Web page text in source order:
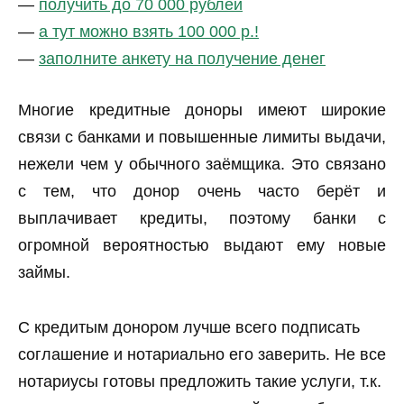
— получить до 70 000 рублей
— а тут можно взять 100 000 р.!
— заполните анкету на получение денег
Многие кредитные доноры имеют широкие
связи с банками и повышенные лимиты выдачи,
нежели чем у обычного заёмщика. Это связано
с тем, что донор очень часто берёт и
выплачивает кредиты, поэтому банки с
огромной вероятностью выдают ему новые
займы.
С кредитым донором лучше всего подписать
соглашение и нотариально его заверить. Не все
нотариусы готовы предложить такие услуги, т.к.